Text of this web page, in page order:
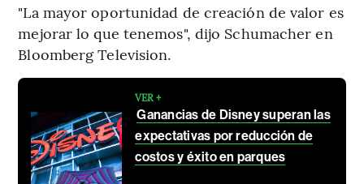
"La mayor oportunidad de creación de valor es
mejorar lo que tenemos", dijo Schumacher en
Bloomberg Television.
VER +
Ganancias de Disney superan las
expectativas por reducción de
costos y éxito en parques